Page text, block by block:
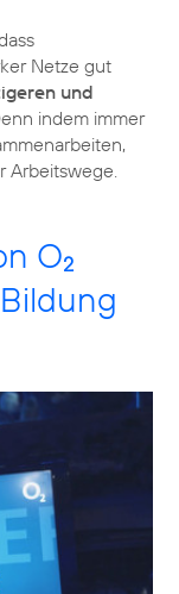
Netze gut
und
indem immer
Arbeitswege.
O2